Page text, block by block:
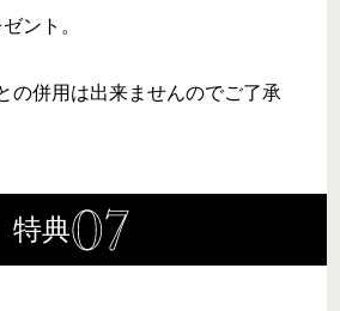
ント。
の併用は出来ませんのでご了承
特典